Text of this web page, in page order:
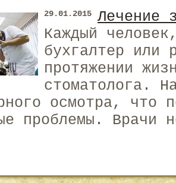
29.01.2015
Лечение
Каждый
бухгалтер или
протяжении
стоматолога.
осмотра, что
проблемы. Врачи